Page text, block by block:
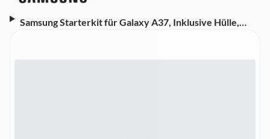
Samsung Starterkit für Galaxy A37, Inklusive Hülle,